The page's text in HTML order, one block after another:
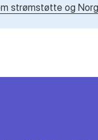
strømstøtte og